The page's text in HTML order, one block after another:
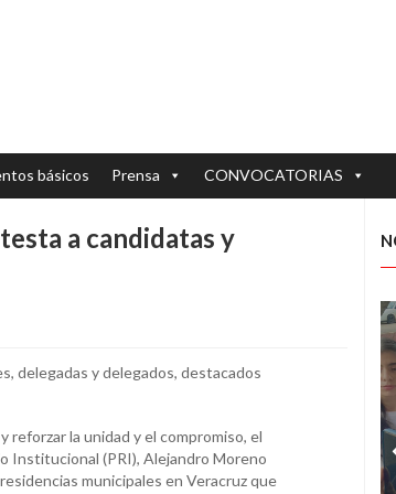
básicos Prensa CONVOCATORIAS
a candidatas y
delegadas y delegados, destacados
reforzar la unidad y el compromiso, el
Institucional (PRI), Alejandro Moreno
municipales en Veracruz que